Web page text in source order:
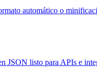
automático o
JSON listo para APIs e